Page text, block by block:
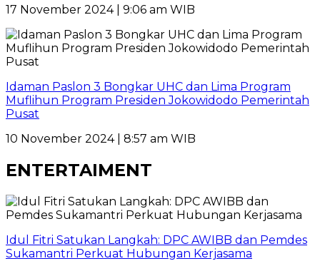
17 November 2024 | 9:06 am WIB
Idaman Paslon 3 Bongkar UHC dan Lima Program
Muflihun Program Presiden Jokowidodo Pemerintah
Pusat
10 November 2024 | 8:57 am WIB
ENTERTAIMENT
Idul Fitri Satukan Langkah: DPC AWIBB dan Pemdes
Sukamantri Perkuat Hubungan Kerjasama